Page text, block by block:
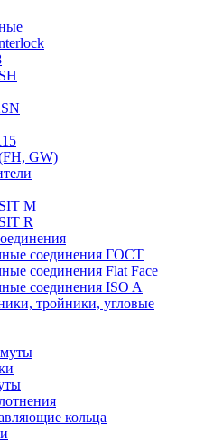
GW)
M
R
соединения ГОСТ
соединения Flat Face
соединения ISO A
тройники, угловые
кольца